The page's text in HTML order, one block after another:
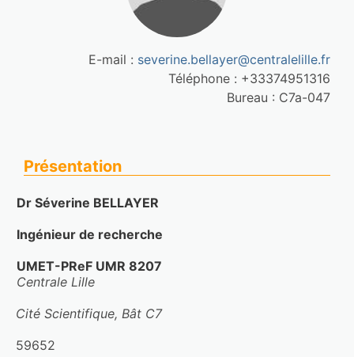
E-mail : severine.bellayer@centralelille.fr
Téléphone : +33374951316
Bureau : C7a-047
Présentation
Dr Séverine BELLAYER
Ingénieur de recherche
UMET-PReF UMR 8207
Centrale Lille
Cité Scientifique, Bât C7
59652